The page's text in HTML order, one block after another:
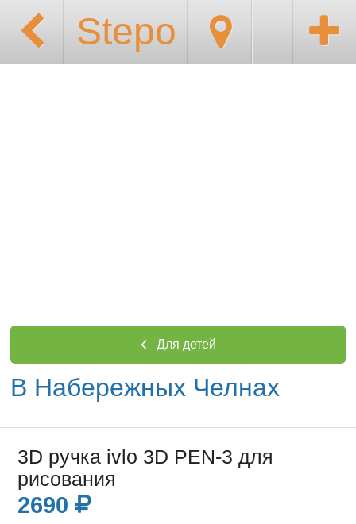
Stepo
Для детей
В Набережных Челнах
3D ручка ivlo 3D PEN-3 для
рисования
2690